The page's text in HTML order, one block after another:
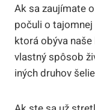
Ak sa zaujímate
počuli o
ktorá obýva
vlastný spôsob
iných druhov